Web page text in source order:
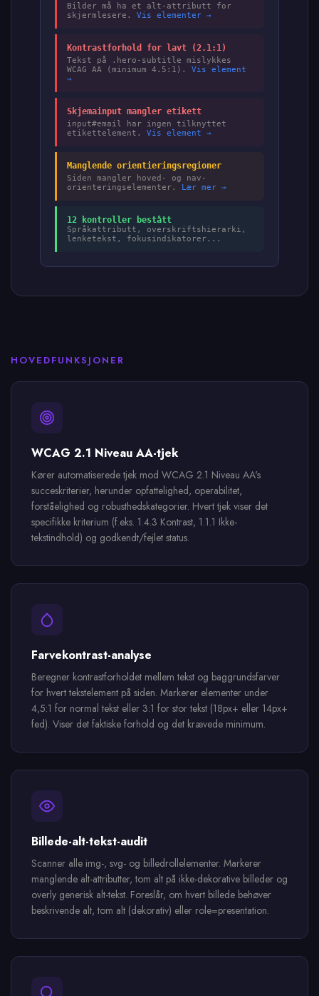
Bilder må ha et alt-attributt for
skjermlesere. Vis elementer →
Kontrastforhold for lavt (2.1:1)
Tekst på .hero-subtitle mislykkes
WCAG AA (minimum 4.5:1). Vis element
→
Skjemainput mangler etikett
input#email har ingen tilknyttet
etikettelement. Vis element →
Manglende orientieringsregioner
Siden mangler hoved- og nav-
orienteringselementer. Lær mer →
12 kontroller bestått
Språkattributt, overskriftshierarki,
lenketekst, fokusindikatorer...
HOVEDFUNKSJONER
WCAG 2.1 Niveau AA-tjek
Kører automatiserede tjek mod WCAG 2.1 Niveau AA's
succeskriterier, herunder opfattelighed, operabilitet,
forståelighed og robusthedskategorier. Hvert tjek viser det
specifikke kriterium (f.eks. 1.4.3 Kontrast, 1.1.1 Ikke-
tekstindhold) og godkendt/fejlet status.
Farvekontrast-analyse
Beregner kontrastforholdet mellem tekst og baggrundsfarver
for hvert tekstelement på siden. Markerer elementer under
4,5:1 for normal tekst eller 3:1 for stor tekst (18px+ eller 14px+
fed). Viser det faktiske forhold og det krævede minimum.
Billede-alt-tekst-audit
Scanner alle img-, svg- og billedrollelementer. Markerer
manglende alt-attributter, tom alt på ikke-dekorative billeder og
overly generisk alt-tekst. Foreslår, om hvert billede behøver
beskrivende alt, tom alt (dekorativ) eller role=presentation.